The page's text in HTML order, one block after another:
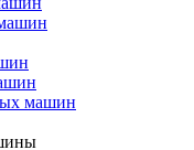
машин